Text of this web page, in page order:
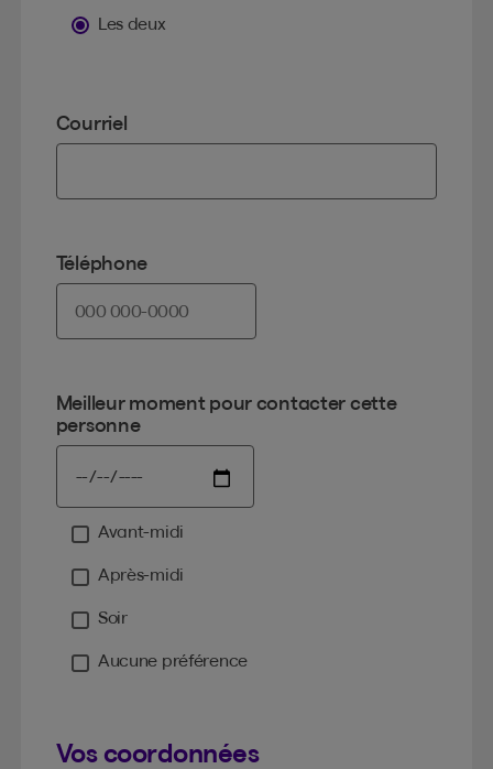
Les deux
Courriel
Téléphone
Meilleur moment pour contacter cette
personne
Avant-midi
Après-midi
Soir
Aucune préférence
Vos coordonnées